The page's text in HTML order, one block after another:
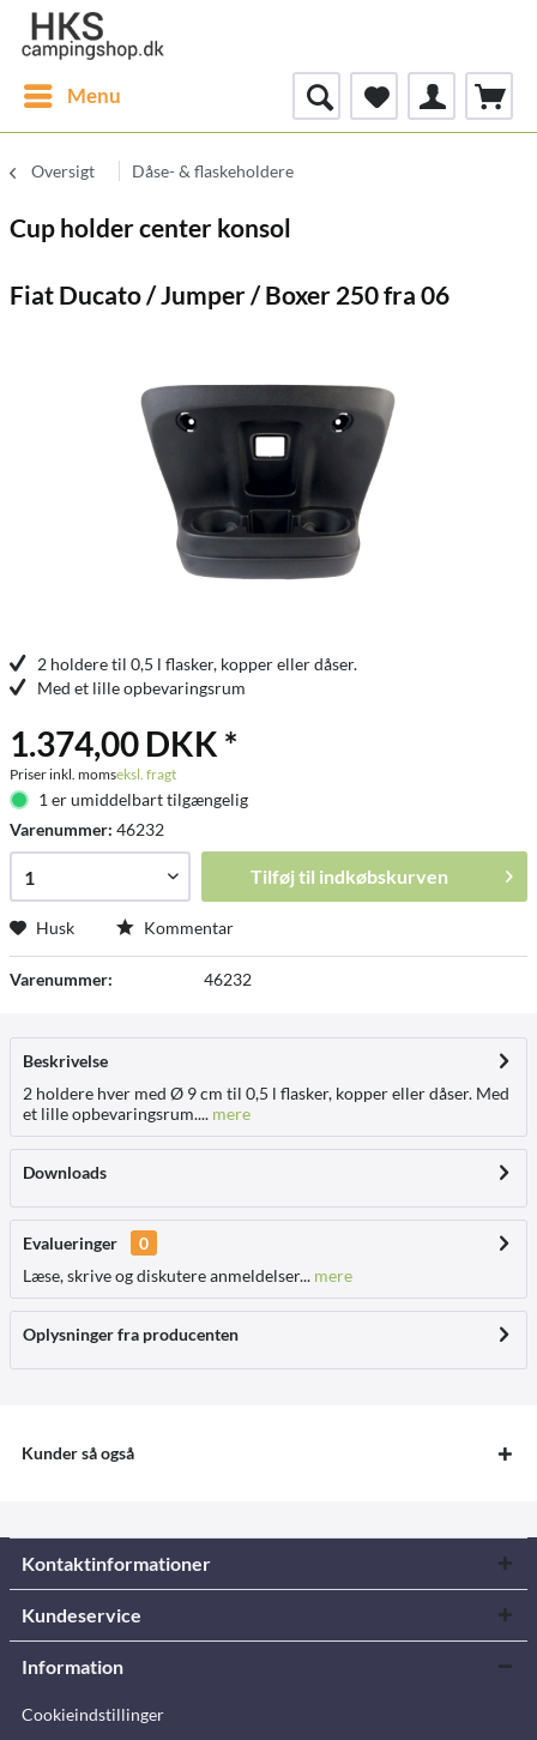
Menu
Oversigt Dåse- & flaskeholdere
Cup holder center konsol
Fiat Ducato / Jumper / Boxer 250 fra 06
2 holdere til 0,5 l flasker, kopper eller dåser.
Med et lille opbevaringsrum
1.374,00 DKK *
Priser inkl. momseksl. fragt
1 er umiddelbart tilgængelig
Varenummer: 46232
Tilføj til indkøbskurven
Husk Kommentar
Varenummer: 46232
Beskrivelse
2 holdere hver med Ø 9 cm til 0,5 l flasker, kopper eller dåser. Med
et lille opbevaringsrum.... mere
Downloads
Evalueringer
0
Læse, skrive og diskutere anmeldelser... mere
Oplysninger fra producenten
Kunder så også
Kontaktinformationer
Kundeservice
Information
Cookieindstillinger